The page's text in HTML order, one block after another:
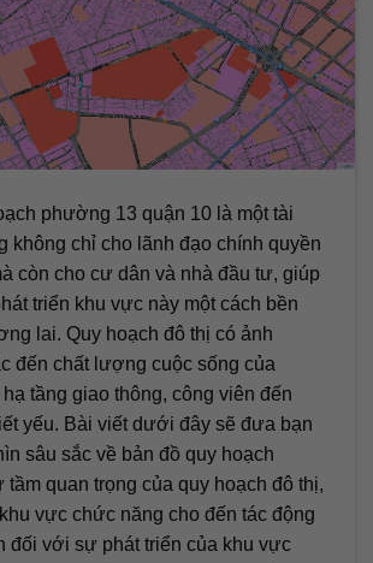
phường 13 quận 10 là một tài
không chỉ cho lãnh đạo chính quyền
còn cho cư dân và nhà đầu tư, giúp
triển khu vực này một cách bền
lai. Quy hoạch đô thị có ảnh
đến chất lượng cuộc sống của
tầng giao thông, công viên đến
yếu. Bài viết dưới đây sẽ đưa bạn
sâu sắc về bản đồ quy hoạch
quan trọng của quy hoạch đô thị,
vực chức năng cho đến tác động
đối với sự phát triển của khu vực